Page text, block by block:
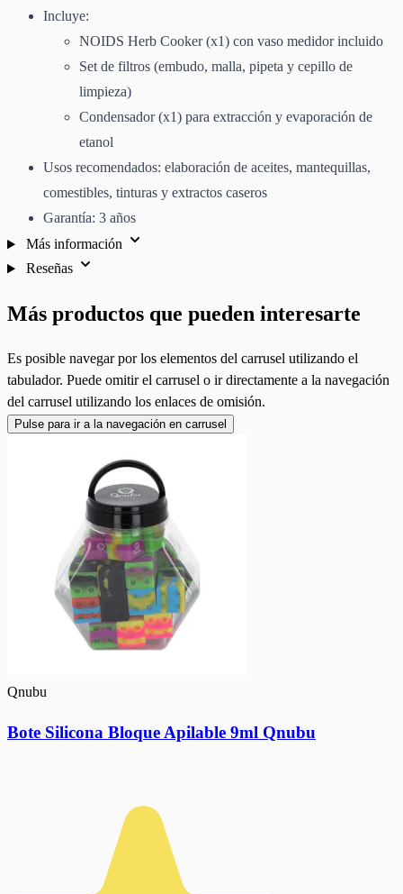
Incluye:
NOIDS Herb Cooker (x1) con vaso medidor incluido
Set de filtros (embudo, malla, pipeta y cepillo de
limpieza)
Condensador (x1) para extracción y evaporación de
etanol
Usos recomendados: elaboración de aceites, mantequillas,
comestibles, tinturas y extractos caseros
Garantía: 3 años
Más información
Reseñas
Más productos que pueden interesarte
Es posible navegar por los elementos del carrusel utilizando el
tabulador. Puede omitir el carrusel o ir directamente a la navegación
del carrusel utilizando los enlaces de omisión.
Pulse para ir a la navegación en carrusel
Qnubu
Bote Silicona Bloque Apilable 9ml Qnubu